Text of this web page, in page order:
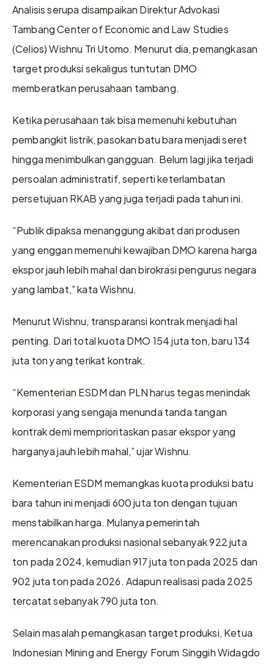
Analisis serupa disampaikan Direktur Advokasi
Tambang Center of Economic and Law Studies
(Celios) Wishnu Tri Utomo. Menurut dia, pemangkasan
target produksi sekaligus tuntutan DMO
memberatkan perusahaan tambang.
Ketika perusahaan tak bisa memenuhi kebutuhan
pembangkit listrik, pasokan batu bara menjadi seret
hingga menimbulkan gangguan. Belum lagi jika terjadi
persoalan administratif, seperti keterlambatan
persetujuan RKAB yang juga terjadi pada tahun ini.
“Publik dipaksa menanggung akibat dari produsen
yang enggan memenuhi kewajiban DMO karena harga
ekspor jauh lebih mahal dan birokrasi pengurus negara
yang lambat,” kata Wishnu.
Menurut Wishnu, transparansi kontrak menjadi hal
penting. Dari total kuota DMO 154 juta ton, baru 134
juta ton yang terikat kontrak.
“Kementerian ESDM dan PLN harus tegas menindak
korporasi yang sengaja menunda tanda tangan
kontrak demi memprioritaskan pasar ekspor yang
harganya jauh lebih mahal,” ujar Wishnu.
Kementerian ESDM memangkas kuota produksi batu
bara tahun ini menjadi 600 juta ton dengan tujuan
menstabilkan harga. Mulanya pemerintah
merencanakan produksi nasional sebanyak 922 juta
ton pada 2024, kemudian 917 juta ton pada 2025 dan
902 juta ton pada 2026. Adapun realisasi pada 2025
tercatat sebanyak 790 juta ton.
Selain masalah pemangkasan target produksi, Ketua
Indonesian Mining and Energy Forum Singgih Widagdo